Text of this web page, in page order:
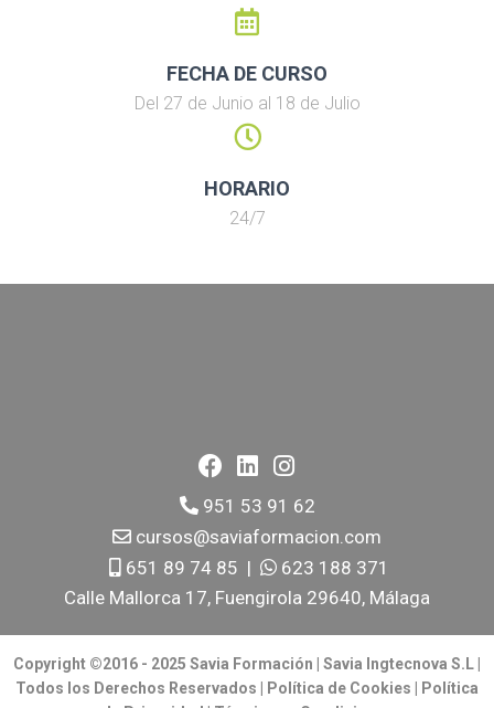
FECHA DE CURSO
Del 27 de Junio al 18 de Julio
HORARIO
24/7
951 53 91 62
cursos@saviaformacion.com
651 89 74 85 |
623 188 371
Calle Mallorca 17, Fuengirola 29640, Málaga
Copyright ©2016 - 2025 Savia Formación | Savia Ingtecnova S.L |
Todos los Derechos Reservados |
Política de Cookies
Política